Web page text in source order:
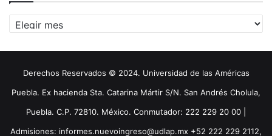
Archivos
Derechos Reservados © 2024. Universidad de las Américas
Puebla. Ex hacienda Sta. Catarina Mártir S/N. San Andrés Cholula,
Puebla. C.P. 72810. México. Conmutador: 222 229 20 00 |
Admisiones: informes.nuevoingreso@udlap.mx +52 222 229 2112,